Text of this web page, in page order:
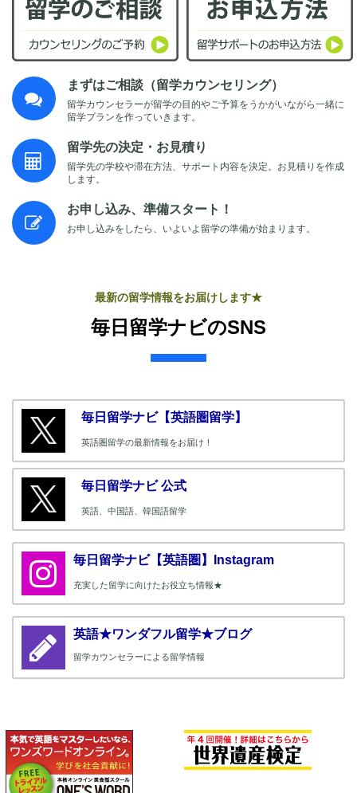
まずはご相談（留学カウンセリング）
留学カウンセラーが留学の目的やご予算をうかがいながら一緒に
留学プランを作っていきます。
留学先の決定・お見積り
留学先の学校や滞在方法、サポート内容を決定。お見積りを作成
します。
お申し込み、準備スタート！
お申し込みをしたら、いよいよ留学の準備が始まります。
最新の留学情報をお届けします★
毎日留学ナビのSNS
毎日留学ナビ【英語圏留学】
英語圏留学の最新情報をお届け！
毎日留学ナビ 公式
英語、中国語、韓国語留学
毎日留学ナビ【英語圏】Instagram
充実した留学に向けたお役立ち情報★
英語★ワンダフル留学★ブログ
留学カウンセラーによる留学情報